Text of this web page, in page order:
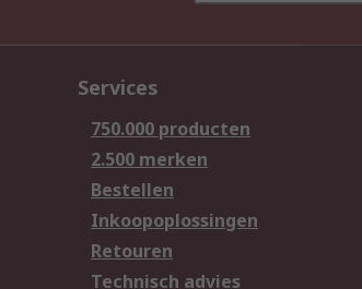
Services
750.000 producten
2.500 merken
Bestellen
Inkoopoplossingen
Retouren
Technisch advies